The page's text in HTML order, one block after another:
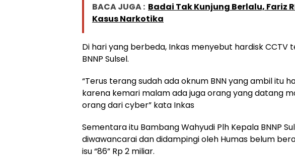
BACA JUGA : Badai Tak Kunjung Berlalu, Fariz
Kasus Narkotika
Di hari yang berbeda, Inkas menyebut hardisk
BNNP Sulsel.
“Terus terang sudah ada oknum BNN yang ambil itu
karena kemari malam ada juga orang yang datang
orang dari cyber” kata Inkas
Sementara itu Bambang Wahyudi Plh Kepala BNNP
diwawancarai dan didampingi oleh Humas belum
isu “86” Rp 2 miliar.